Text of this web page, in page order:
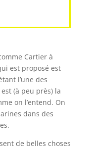
Cartier à
est proposé est
l’une des
(à peu près) la
on l’entend. On
dans des
de belles choses